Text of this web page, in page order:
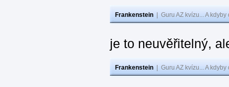
Frankenstein Guru AZ kvízu... A
je to neuvěřitelný,
Frankenstein Guru AZ kvízu... A